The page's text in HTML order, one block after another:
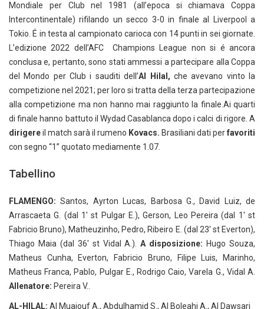
Mondiale per Club nel 1981 (all’epoca si chiamava Coppa
Intercontinentale) rifilando un secco 3-0 in finale al Liverpool a
Tokio. É in testa al campionato carioca con 14 punti in sei giornate.
L’edizione 2022 dell’AFC Champions League non si é ancora
conclusa e, pertanto, sono stati ammessi a partecipare alla Coppa
del Mondo per Club i sauditi dell’Al Hilal, che avevano vinto la
competizione nel 2021; per loro si tratta della terza partecipazione
alla competizione ma non hanno mai raggiunto la finale.Ai quarti
di finale hanno battuto il Wydad Casablanca dopo i calci di rigore. A
dirigereil match sarà il rumeno Kovacs. Brasiliani dati perfavoriti
con segno “1” quotato mediamente 1.07.
Tabellino
FLAMENGO: Santos, Ayrton Lucas, Barbosa G., David Luiz, de
Arrascaeta G. (dal 1′ st Pulgar E.), Gerson, Leo Pereira (dal 1′ st
Fabricio Bruno), Matheuzinho, Pedro, Ribeiro E. (dal 23′ st Everton),
Thiago Maia (dal 36′ st Vidal A.).A disposizione: Hugo Souza,
Matheus Cunha, Everton, Fabricio Bruno, Filipe Luis, Marinho,
Matheus Franca, Pablo, Pulgar E., Rodrigo Caio, Varela G., Vidal A.
Allenatore: Pereira V..
AL-HILAL: Al Muaiouf A., Abdulhamid S., Al Boleahi A., Al Dawsari